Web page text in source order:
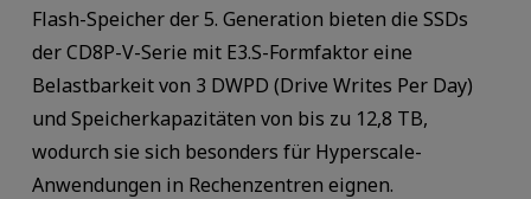
Flash-Speicher der 5. Generation bieten die SSDs
der CD8P-V-Serie mit E3.S-Formfaktor eine
Belastbarkeit von 3 DWPD (Drive Writes Per Day)
und Speicherkapazitäten von bis zu 12,8 TB,
wodurch sie sich besonders für Hyperscale-
Anwendungen in Rechenzentren eignen.